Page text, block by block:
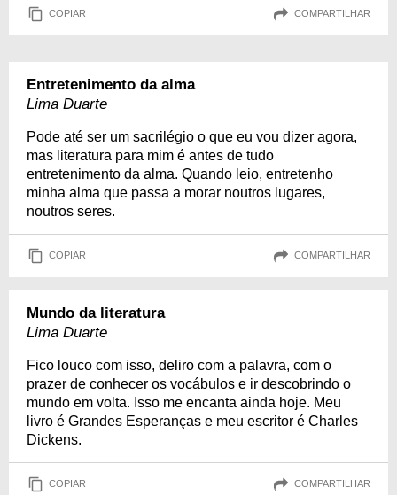
COPIAR COMPARTILHAR
Entretenimento da alma
Lima Duarte
Pode até ser um sacrilégio o que eu vou dizer agora,
mas literatura para mim é antes de tudo
entretenimento da alma. Quando leio, entretenho
minha alma que passa a morar noutros lugares,
noutros seres.
COPIAR COMPARTILHAR
Mundo da literatura
Lima Duarte
Fico louco com isso, deliro com a palavra, com o
prazer de conhecer os vocábulos e ir descobrindo o
mundo em volta. Isso me encanta ainda hoje. Meu
livro é Grandes Esperanças e meu escritor é Charles
Dickens.
COPIAR COMPARTILHAR